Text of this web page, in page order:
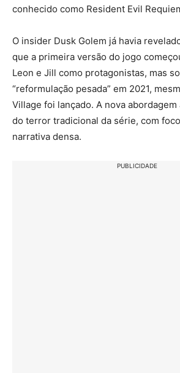
conhecido como Resident Evil
O insider Dusk Golem já havia
que a primeira versão do jogo
Leon e Jill como protagonistas, mas
“reformulação pesada” em 2021,
Village foi lançado. A nova
do terror tradicional da série, com
narrativa densa.
PUBLICIDADE